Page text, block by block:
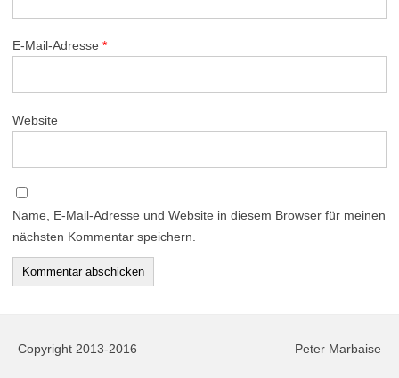
E-Mail-Adresse *
Website
Name, E-Mail-Adresse und Website in diesem Browser für meinen
nächsten Kommentar speichern.
Copyright 2013-2016 Peter Marbaise